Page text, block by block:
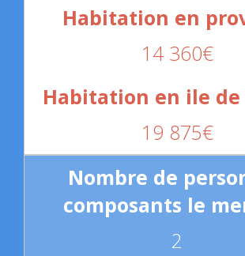
14 360€
19 875€
2